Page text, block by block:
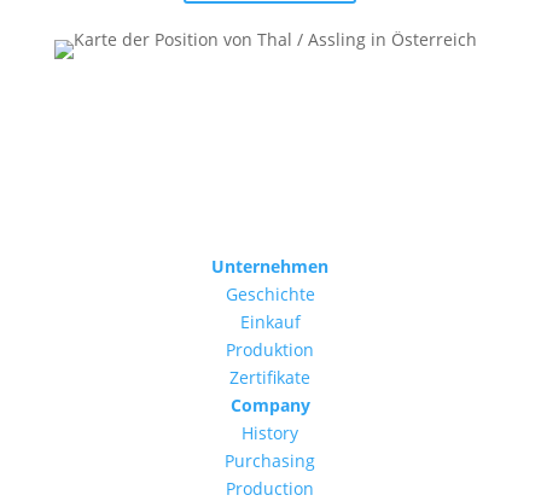
Unternehmen
Geschichte
Einkauf
Produktion
Zertifikate
Company
History
Purchasing
Production